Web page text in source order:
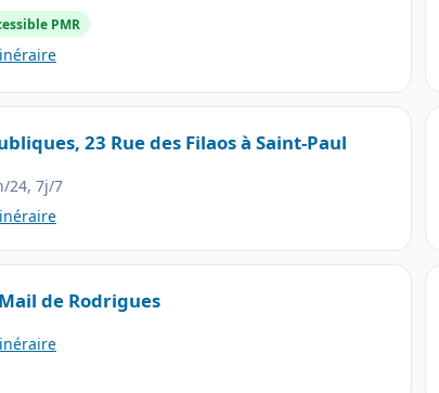
PMR
23 Rue des Filaos à Saint-Paul
24, 7j/7
de Rodrigues